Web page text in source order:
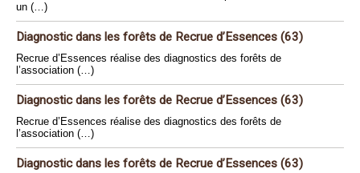
un (…)
Diagnostic dans les forêts de Recrue d’Essences (63)
Recrue d’Essences réalise des diagnostics des forêts de
l’association (…)
Diagnostic dans les forêts de Recrue d’Essences (63)
Recrue d’Essences réalise des diagnostics des forêts de
l’association (…)
Diagnostic dans les forêts de Recrue d’Essences (63)